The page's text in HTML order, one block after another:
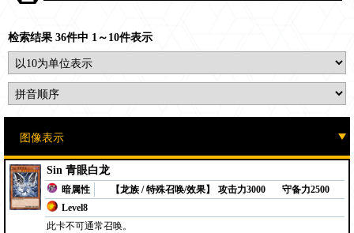
检索结果 36件中 1～10件表示
Sin 青眼白龙
暗属性
【龙族 / 特殊召唤/效果】
Level8
攻击力3000 守备力2500
此卡不可通常召唤。